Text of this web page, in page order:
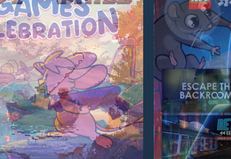
-50% $9.99$4.99
-30% $5.99 $4.19
直播
-50% $39.99$19.99
-75% $39.99 $9.99
直播